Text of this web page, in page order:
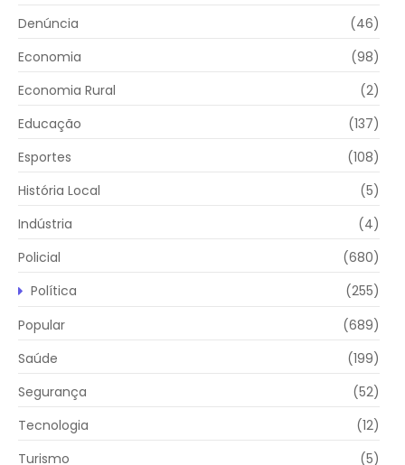
Denúncia
(46)
Economia
(98)
Economia Rural
(2)
Educação
(137)
Esportes
(108)
História Local
(5)
Indústria
(4)
Policial
(680)
Política
(255)
Popular
(689)
Saúde
(199)
Segurança
(52)
Tecnologia
(12)
Turismo
(5)